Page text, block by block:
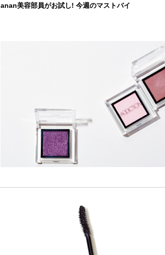
anan美容部員がお試し! 今週のマストバイ